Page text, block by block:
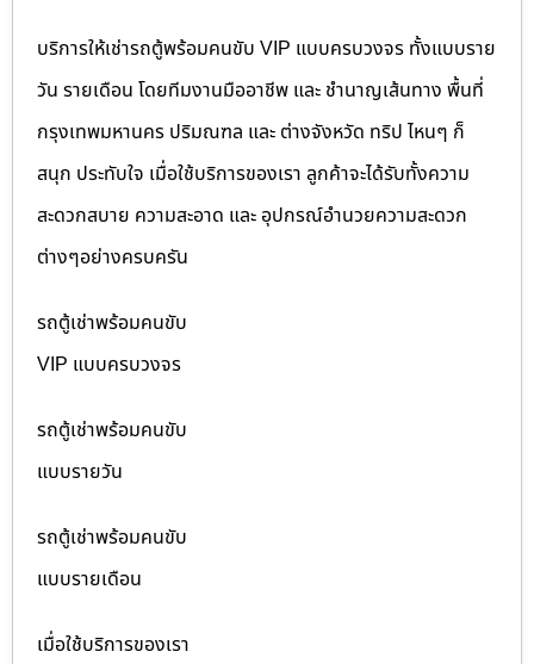
บริการให้เช่ารถตู้พร้อมคนขับ VIP แบบครบวงจร ทั้งแบบราย
วัน รายเดือน โดยทีมงานมืออาชีพ และ ชำนาญเส้นทาง พื้นที่
กรุงเทพมหานคร ปริมณฑล และ ต่างจังหวัด ทริป ไหนๆ ก็
สนุก ประทับใจ เมื่อใช้บริการของเรา ลูกค้าจะได้รับทั้งความ
สะดวกสบาย ความสะอาด และ อุปกรณ์อำนวยความสะดวก
ต่างๆอย่างครบครัน
รถตู้เช่าพร้อมคนขับ
VIP แบบครบวงจร
รถตู้เช่าพร้อมคนขับ
แบบรายวัน
รถตู้เช่าพร้อมคนขับ
แบบรายเดือน
เมื่อใช้บริการของเรา